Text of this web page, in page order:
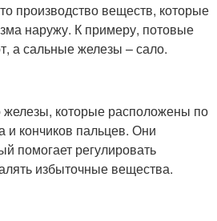
производство веществ, которые
наружу. К примеру, потовые
а сальные железы – сало.
которые расположены по
и кончиков пальцев. Они
помогает регулировать
избыточные вещества.